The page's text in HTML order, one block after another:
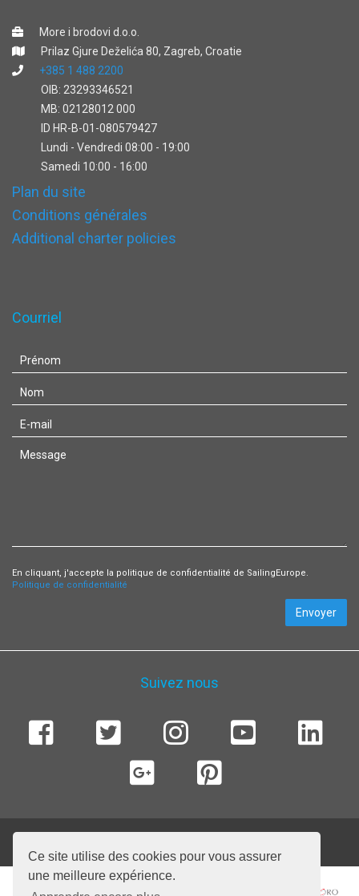
Ce site utilise des cookies pour vous assurer
une meilleure expérience.
More i brodovi d.o.o.
Prilaz Gjure Deželića 80, Zagreb, Croatie
+385 1 488 2200
OIB: 23293346521
MB: 02128012 000
ID HR-B-01-080579427
Lundi - Vendredi 08:00 - 19:00
Samedi 10:00 - 16:00
Plan du site
Conditions générales
Additional charter policies
Courriel
En cliquant, j'accepte la politique de confidentialité de SailingEurope.
Politique de confidentialité
Envoyer
Suivez nous